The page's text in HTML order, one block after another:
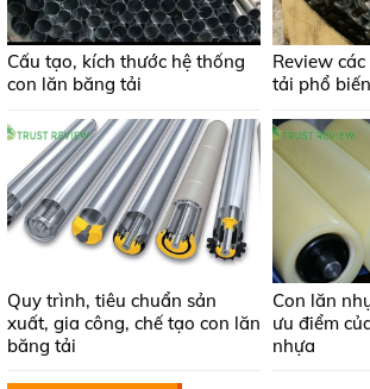
Cấu tạo, kích thước hệ thống
con lăn băng tải
Review
tải phổ
Quy trình, tiêu chuẩn sản
xuất, gia công, chế tạo con lăn
băng tải
Con lăn
ưu điểm
nhựa